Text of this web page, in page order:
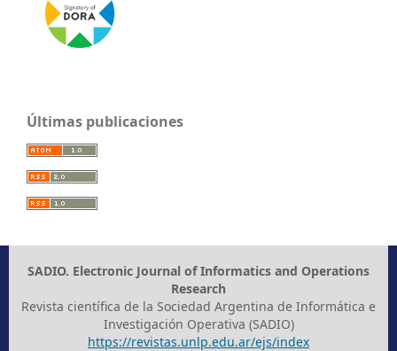
Últimas publicaciones
SADIO. Electronic Journal of Informatics and Operations
Research
Revista científica de la Sociedad Argentina de Informática e
Investigación Operativa (SADIO)
https://revistas.unlp.edu.ar/ejs/index